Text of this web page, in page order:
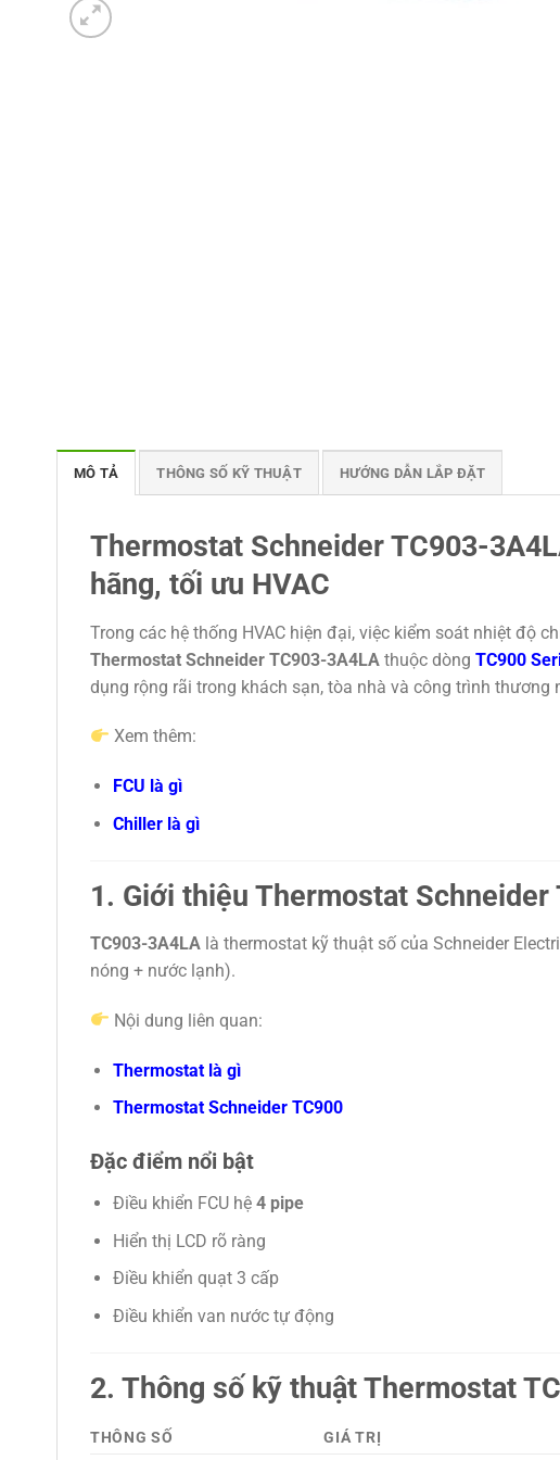
MÔ TẢ THÔNG SỐ KỸ THUẬT HƯỚNG DẪN LẮP ĐẶT
Thermostat Schneider TC903-
hãng, tối ưu HVAC
Trong các hệ thống HVAC hiện đại, việc kiểm soát nhiệt độ
Thermostat Schneider TC903-3A4LA thuộc dòng TC900
dụng rộng rãi trong khách sạn, tòa nhà và công trình thương
Xem thêm:
FCU là gì
Chiller là gì
1. Giới thiệu Thermostat Schneider
TC903-3A4LA là thermostat kỹ thuật số của Schneider
nóng + nước lạnh).
Nội dung liên quan:
Thermostat là gì
Thermostat Schneider TC900
Đặc điểm nổi bật
Điều khiển FCU hệ 4 pipe
Hiển thị LCD rõ ràng
Điều khiển quạt 3 cấp
Điều khiển van nước tự động
2. Thông số kỹ thuật Thermostat
THÔNG SỐ GIÁ TRỊ